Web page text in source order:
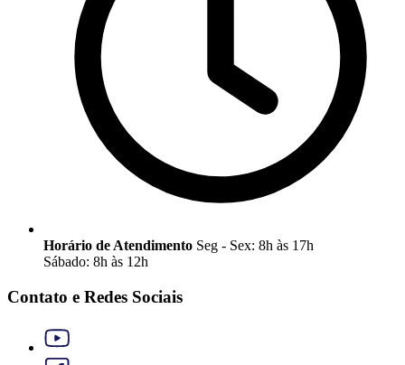
Horário de Atendimento Seg - Sex: 8h às 17h
Sábado: 8h às 12h
Contato e Redes Sociais